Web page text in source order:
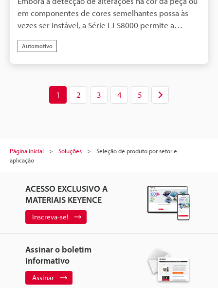
em componentes de cores semelhantes possa às
vezes ser instável, a Série LJ-S8000 permite a
usando dados 3D.
Automotivo
1 2 3 4 5
Página inicial Soluções
Seleção de produto por setor e
aplicação
ACESSO EXCLUSIVO A
MATERIAIS KEYENCE
Inscreva-se!
Assinar o boletim
informativo
Assinar